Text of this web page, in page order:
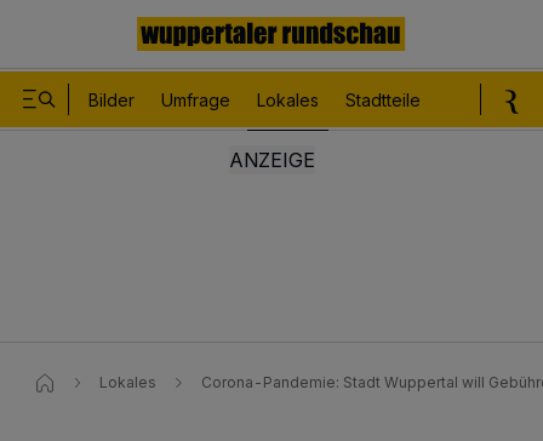
Bilder Umfrage Lokales Stadtteile
Lokales Corona-Pandemie: Stadt Wuppertal will